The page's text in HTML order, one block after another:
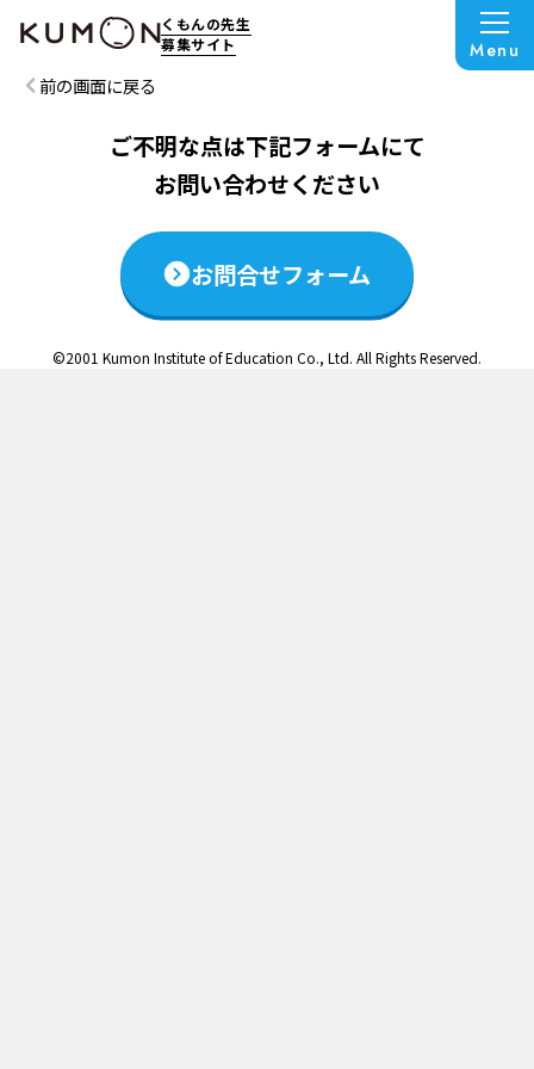
くもんの先生
募集サイト
Menu
この説明会は終了いたしました
前の画面に戻る
ご不明な点は下記フォームにて
お問い合わせください
お問合せフォーム
©2001 Kumon Institute of Education Co., Ltd. All Rights Reserved.